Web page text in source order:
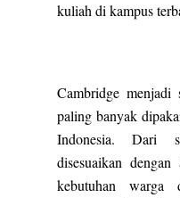
kuliah di kampus
Cambridge
paling banyak
Indonesia. Dari
disesuaikan
kebutuhan